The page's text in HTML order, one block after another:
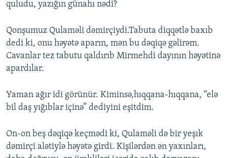
quludu, yazığın günahı nədi?
Qonşumuz Qulaməli dəmirçiydi.Tabuta diqqətlə baxıb
dedi ki, onu həyətə aparın, mən bu dəqiqə gəlirəm.
Cavanlar tez tabutu qaldırıb Mirmehdi dayının həyətinə
apardılar.
Yaman ağır idi görünür. Kiminsə,hıqqana-hıqqana, “elə
bil daş yığıblar içinə” dediyini eşitdim.
On-on beş dəqiqə keçmədi ki, Qulaməli də bir yeşık
dəmirçi alətiylə həyətə girdi. Kişilərdən ən yaxınları,